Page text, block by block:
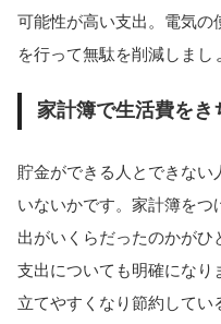
可能性が高い支出。電気の
を行って無駄を削減しまし
家計簿で生活費をき
貯金ができる人とできな
いないかです。家計簿をつ
出がいくらだったのかがひ
支出についても明確になり
立てやすくなり節約してい